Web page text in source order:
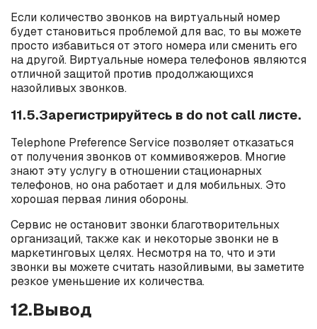
Если количество звонков на виртуальный номер
будет становиться проблемой для вас, то вы можете
просто избавиться от этого номера или сменить его
на другой. Виртуальные номера телефонов являются
отличной защитой против продолжающихся
назойливых звонков.
11.5.Зарегистрируйтесь в do not call листе.
Telephone Preference Service позволяет отказаться
от получения звонков от коммивояжеров. Многие
знают эту услугу в отношении стационарных
телефонов, но она работает и для мобильных. Это
хорошая первая линия обороны.
Сервис не остановит звонки благотворительных
организаций, также как и некоторые звонки не в
маркетинговых целях. Несмотря на то, что и эти
звонки вы можете считать назойливыми, вы заметите
резкое уменьшение их количества.
12.Вывод